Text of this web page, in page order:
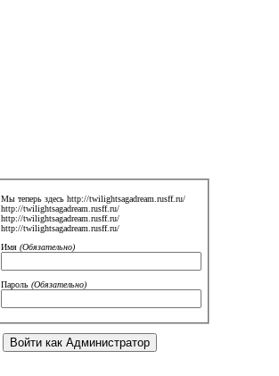
Мы теперь здесь http://twilightsagadream.rusff.ru/
http://twilightsagadream.rusff.ru/
http://twilightsagadream.rusff.ru/
http://twilightsagadream.rusff.ru/
Имя (Обязательно)
Пароль (Обязательно)